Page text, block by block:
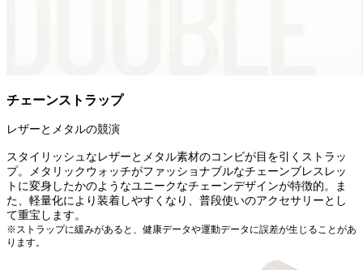
チェーンストラップ
レザーとメタルの競演
スタイリッシュなレザーとメタル素材のコンビが目を引くストラッ
プ。メタリックウォッチがファッショナブルなチェーンブレスレッ
トに変身したかのようなユニークなチェーンデザインが特徴的。ま
た、軽量化により装着しやすくなり、普段使いのアクセサリーとし
て重宝します。
※ストラップに緩みがあると、健康データや運動データに誤差が生じることがあ
ります。